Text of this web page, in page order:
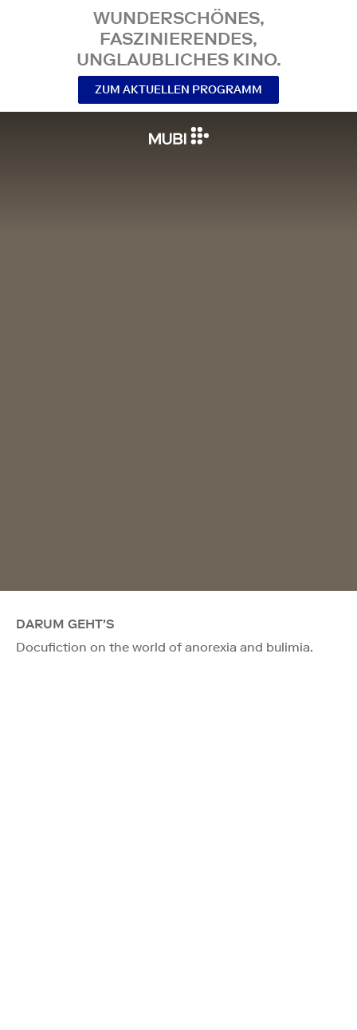
WUNDERSCHÖNES,
FASZINIERENDES,
UNGLAUBLICHES KINO.
ZUM AKTUELLEN PROGRAMM
DARUM GEHT'S
Docufiction on the world of anorexia and bulimia.